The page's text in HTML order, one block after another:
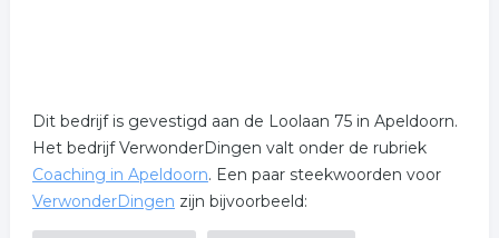
Dit bedrijf is gevestigd aan de Loolaan 75 in Apeldoorn.
Het bedrijf VerwonderDingen valt onder de rubriek
Coaching in Apeldoorn. Een paar steekwoorden voor
VerwonderDingen zijn bijvoorbeeld: